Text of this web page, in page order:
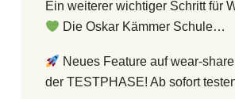
Ein weiterer wichtiger Schritt für
Die Oskar Kämmer Schule…
Neues Feature auf wear-
der TESTPHASE! Ab sofort